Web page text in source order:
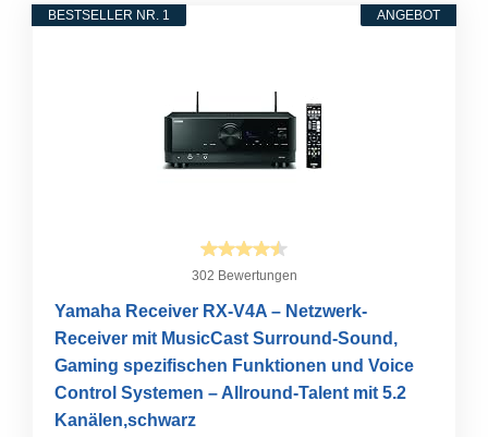
ANGEBOT
BESTSELLER NR. 1
302 Bewertungen
Yamaha Receiver RX-V4A – Netzwerk-
Receiver mit MusicCast Surround-Sound,
Gaming spezifischen Funktionen und Voice
Control Systemen – Allround-Talent mit 5.2
Kanälen,schwarz